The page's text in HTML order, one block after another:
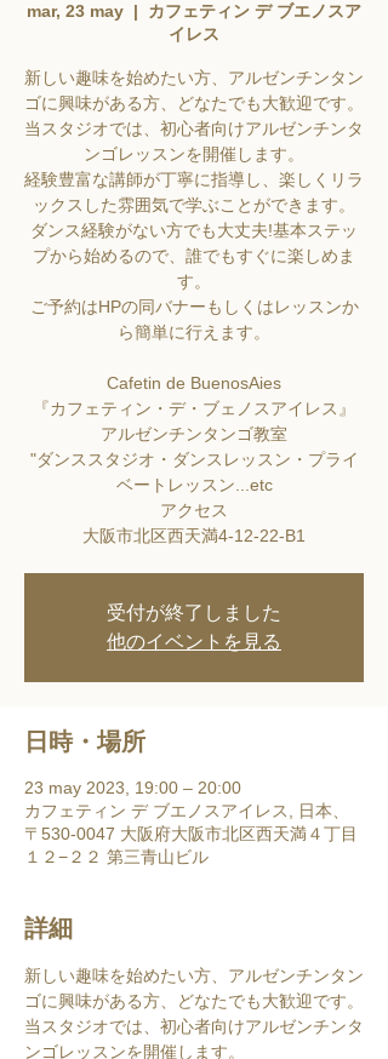
mar, 23 may
  |
カフェティン デ ブエノスア
イレス
新しい趣味を始めたい方、アルゼンチンタン
ゴに興味がある方、どなたでも大歓迎です。
当スタジオでは、初心者向けアルゼンチンタ
ンゴレッスンを開催します。
経験豊富な講師が丁寧に指導し、楽しくリラ
ックスした雰囲気で学ぶことができます。
ダンス経験がない方でも大丈夫!基本ステッ
プから始めるので、誰でもすぐに楽しめま
す。
ご予約はHPの同バナーもしくはレッスンか
ら簡単に行えます。
Cafetin de BuenosAies
『カフェティン・デ・ブェノスアイレス』
アルゼンチンタンゴ教室
"ダンススタジオ・ダンスレッスン・プライ
ベートレッスン...etc
アクセス
大阪市北区西天満4-12-22-B1
受付が終了しました
他のイベントを見る
日時・場所
23 may 2023, 19:00 – 20:00
カフェティン デ ブエノスアイレス, 日本、
〒530-0047 大阪府大阪市北区西天満４丁目
１２−２２ 第三青山ビル
詳細
新しい趣味を始めたい方、アルゼンチンタン
ゴに興味がある方、どなたでも大歓迎です。
当スタジオでは、初心者向けアルゼンチンタ
ンゴレッスンを開催します。